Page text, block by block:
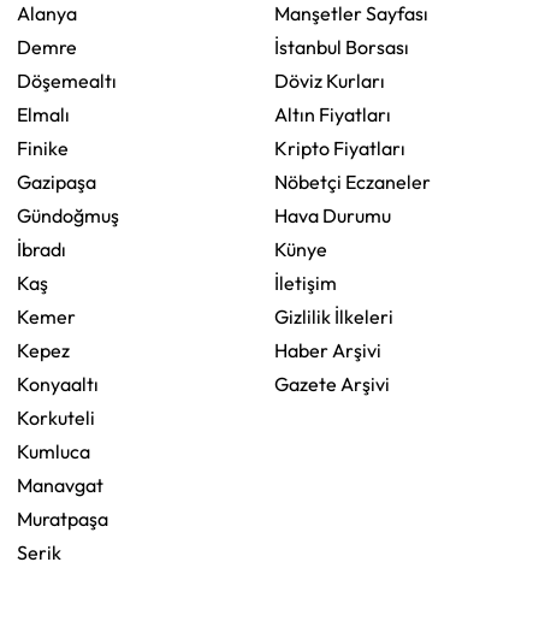
Alanya
Demre
Döşemealtı
Elmalı
Finike
Gazipaşa
Gündoğmuş
İbradı
Kaş
Kemer
Kepez
Konyaaltı
Korkuteli
Kumluca
Manavgat
Muratpaşa
Serik
Manşetler Sayfası
İstanbul Borsası
Döviz Kurları
Altın Fiyatları
Kripto Fiyatları
Nöbetçi Eczaneler
Hava Durumu
Künye
İletişim
Gizlilik İlkeleri
Haber Arşivi
Gazete Arşivi